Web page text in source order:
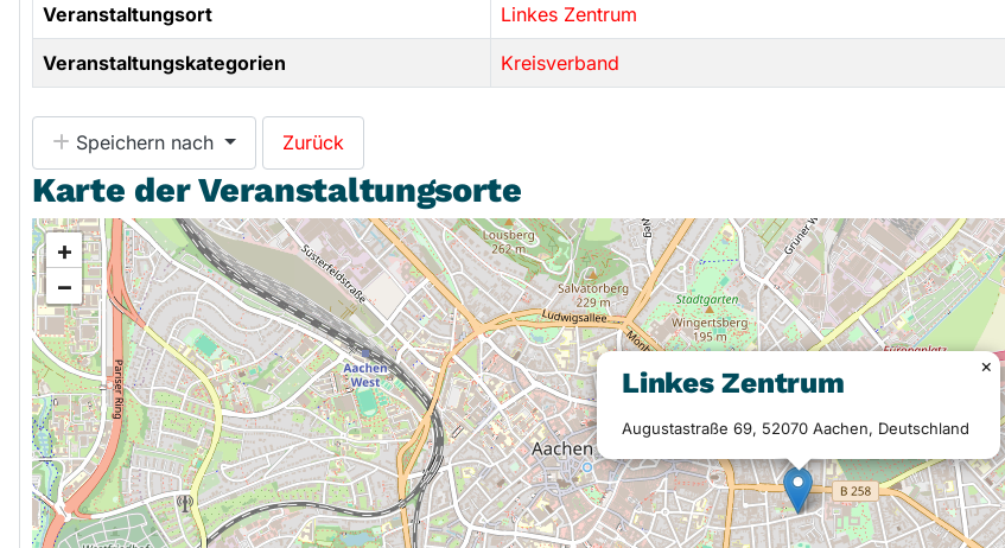
Veranstaltungsort Linkes Zentrum
Veranstaltungskategorien Kreisverband
Speichern nach Zurück
Karte der Veranstaltungsorte
Linkes Zentrum
Augustastraße 69, 52070 Aachen, Deutschland
×
+
−